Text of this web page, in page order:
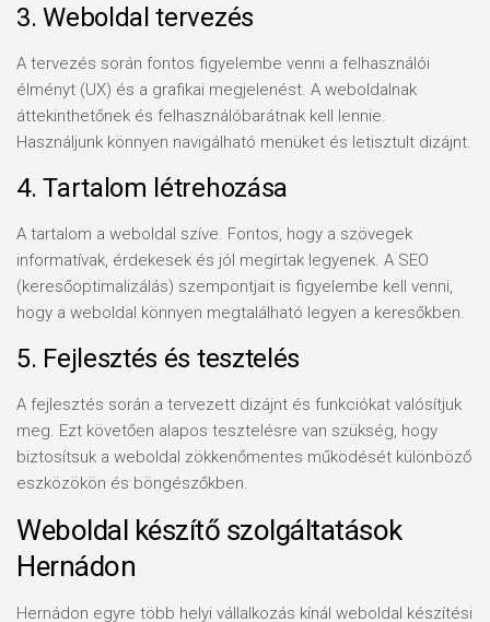
3. Weboldal tervezés
A tervezés során fontos figyelembe venni a felhasználói
élményt (UX) és a grafikai megjelenést. A weboldalnak
áttekinthetőnek és felhasználóbarátnak kell lennie.
Használjunk könnyen navigálható menüket és letisztult dizájnt.
4. Tartalom létrehozása
A tartalom a weboldal szíve. Fontos, hogy a szövegek
informatívak, érdekesek és jól megírtak legyenek. A SEO
(keresőoptimalizálás) szempontjait is figyelembe kell venni,
hogy a weboldal könnyen megtalálható legyen a keresőkben.
5. Fejlesztés és tesztelés
A fejlesztés során a tervezett dizájnt és funkciókat valósítjuk
meg. Ezt követően alapos tesztelésre van szükség, hogy
biztosítsuk a weboldal zökkenőmentes működését különböző
eszközökön és böngészőkben.
Weboldal készítő szolgáltatások
Hernádon
Hernádon egyre több helyi vállalkozás kínál weboldal készítési